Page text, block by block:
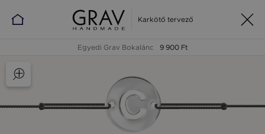
Karkötő tervező
Egyedi Grav Bokalánc 9 900 Ft